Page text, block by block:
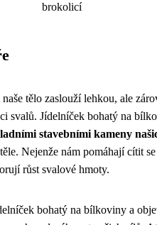
brokolicí
tělo zaslouží lehkou, ale
svalů. Jídelníček bohatý na
stavebními kameny
Nejenže nám pomáhají cítit
růst svalové hmoty.
bohatý na bílkoviny a